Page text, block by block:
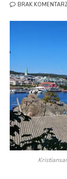
BRAK